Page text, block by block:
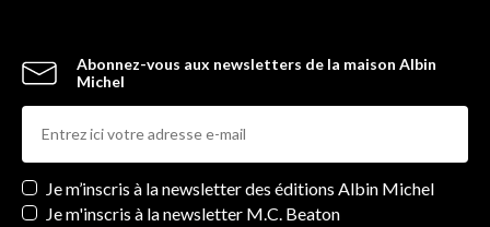
Abonnez-vous aux newsletters de la maison Albin
Michel
Newsletters
Je m’inscris à la newsletter des éditions Albin Michel
Je m'inscris à la newsletter M.C. Beaton